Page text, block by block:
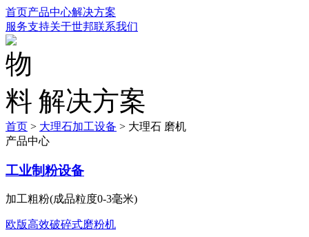
首页产品中心解决方案
服务支持关于世邦联系我们
解决方案
首页 > 大理石加工设备 > 大理石 磨机
产品中心
工业制粉设备
加工粗粉(成品粒度0-3毫米)
欧版高效破碎式磨粉机